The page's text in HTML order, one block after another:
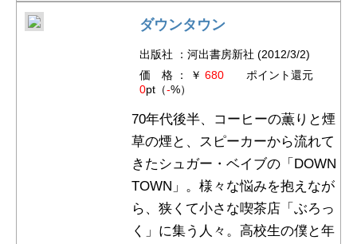
ダウンタウン
出版社 ：河出書房新社 (2012/3/2)
価 格 ： ￥ 680ポイント還元
0pt（-%）
70年代後半、コーヒーの薫りと煙
草の煙と、スピーカーから流れて
きたシュガー・ベイブの「DOWN
TOWN」。様々な悩みを抱えなが
ら、狭くて小さな喫茶店「ぶろっ
く」に集う人々。高校生の僕と年